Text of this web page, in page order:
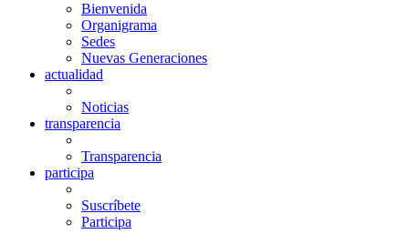
Bienvenida
Organigrama
Sedes
Nuevas Generaciones
actualidad
Noticias
transparencia
Transparencia
participa
Suscríbete
Participa